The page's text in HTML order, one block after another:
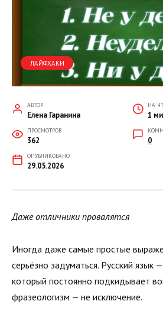
ЛАЙФХАКИ
АВТОР
Елена Гаранина
НА
1
ПРОСМОТРОВ
362 0
ОПУБЛИКОВАНО
29.05.2026
Даже отличники провалятся
Иногда даже самые простые
серьёзно задуматься. Русский язык
который постоянно подкидывает
фразеологизм — не исключение.